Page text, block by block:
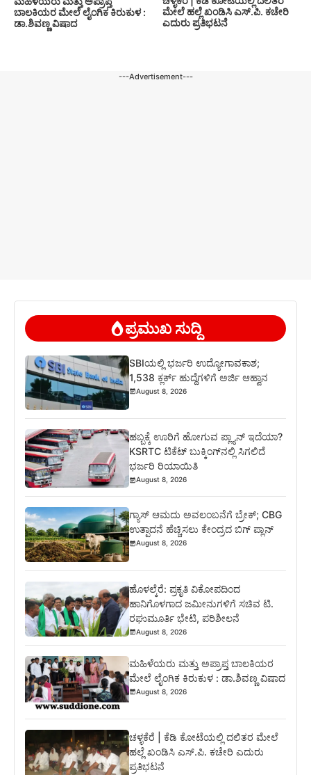
ಬಾಲಕಿಯರ ಮೇಲೆ ಲೈಂಗಿಕ ಕಿರುಕುಳ :
ಡಾ.ಶಿವಣ್ಣ ವಿಷಾದ
ಮೇಲೆ ಹಲ್ಲೆ ಖಂಡಿಸಿ ಎಸ್.ಪಿ. ಕಚೇರಿ
ಎದುರು ಪ್ರತಿಭಟನೆ
---Advertisement---
ಪ್ರಮುಖ ಸುದ್ದಿ
SBIಯಲ್ಲಿ ಭರ್ಜರಿ ಉದ್ಯೋಗಾವಕಾಶ;
1,538 ಕ್ಲರ್ಕ್ ಹುದ್ದೆಗಳಿಗೆ ಅರ್ಜಿ ಆಹ್ವಾನ
August 8, 2026
ಹಬ್ಬಕ್ಕೆ ಊರಿಗೆ ಹೋಗುವ ಪ್ಲ್ಯಾನ್ ಇದೆಯಾ?
KSRTC ಟಿಕೆಟ್ ಬುಕ್ಕಿಂಗ್‌ನಲ್ಲಿ ಸಿಗಲಿದೆ
ಭರ್ಜರಿ ರಿಯಾಯಿತಿ
August 8, 2026
ಗ್ಯಾಸ್ ಆಮದು ಅವಲಂಬನೆಗೆ ಬ್ರೇಕ್; CBG
ಉತ್ಪಾದನೆ ಹೆಚ್ಚಿಸಲು ಕೇಂದ್ರದ ಬಿಗ್ ಪ್ಲಾನ್
August 8, 2026
ಹೊಳಲ್ಕೆರೆ: ಪ್ರಕೃತಿ ವಿಕೋಪದಿಂದ
ಹಾನಿಗೊಳಗಾದ ಜಮೀನುಗಳಿಗೆ ಸಚಿವ ಟಿ.
ರಘುಮೂರ್ತಿ ಭೇಟಿ, ಪರಿಶೀಲನೆ
August 8, 2026
ಮಹಿಳೆಯರು ಮತ್ತು ಅಪ್ರಾಪ್ತ ಬಾಲಕಿಯರ
ಮೇಲೆ ಲೈಂಗಿಕ ಕಿರುಕುಳ : ಡಾ.ಶಿವಣ್ಣ ವಿಷಾದ
August 8, 2026
ಚಳ್ಳಕೆರೆ | ಕೆಡಿ ಕೋಟೆಯಲ್ಲಿ ದಲಿತರ ಮೇಲೆ
ಹಲ್ಲೆ ಖಂಡಿಸಿ ಎಸ್.ಪಿ. ಕಚೇರಿ ಎದುರು
ಪ್ರತಿಭಟನೆ